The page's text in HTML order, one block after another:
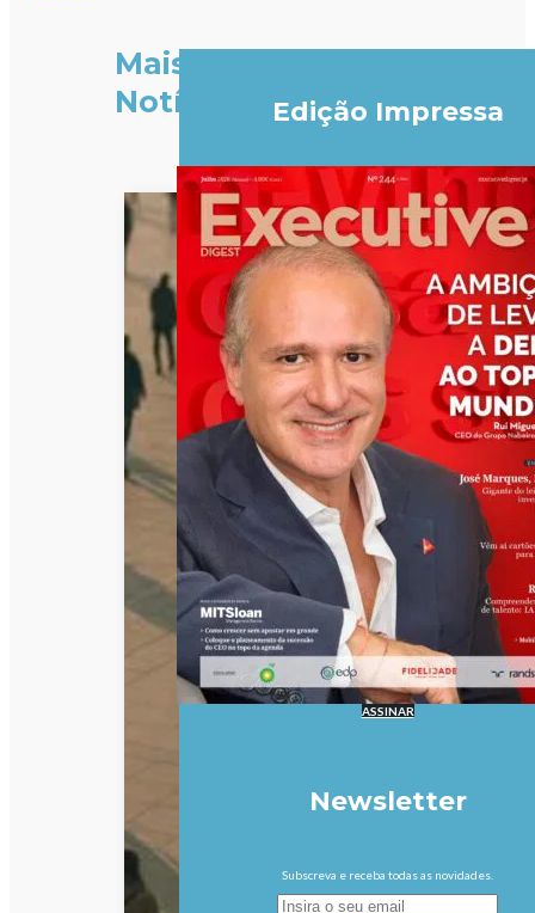
Mais
Notícias
Edição Impressa
ASSINAR
Newsletter
Subscreva e receba todas as novidades.